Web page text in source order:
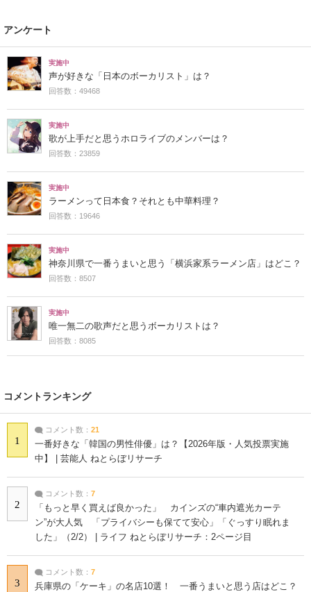
アンケート
実施中
声が好きな「日本のボーカリスト」は？
回答数：49468
実施中
歌が上手だと思うホロライブのメンバーは？
回答数：23859
実施中
ラーメンって日本食？それとも中華料理？
回答数：19646
実施中
神奈川県で一番うまいと思う「横浜家系ラーメン店」はどこ？
回答数：8507
実施中
唯一無二の歌声だと思うボーカリストは？
回答数：8085
コメントランキング
1
コメント数： 21
一番好きな「韓国の男性俳優」は？【2026年版・人気投票実施
中】 | 芸能人 ねとらぼリサーチ
2
コメント数： 7
「もっと早く買えば良かった」 カインズの“車内遮光カーテ
ン”が大人気 「プライバシーも保てて安心」「ぐっすり眠れま
した」（2/2） | ライフ ねとらぼリサーチ：2ページ目
3
コメント数： 7
兵庫県の「ケーキ」の名店10選！ 一番うまいと思う店はどこ？